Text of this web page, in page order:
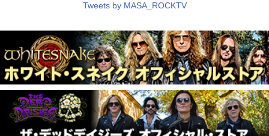
[2026.5.21] Sepultura
発売決定 [2026.5.20] StormHammer
発売決定 [2026.5.18] Tesla
発売決定 [2026.5.18] Rauhbein
[2026.5.18] 放送決定
Tweets by MASA_ROCKTV